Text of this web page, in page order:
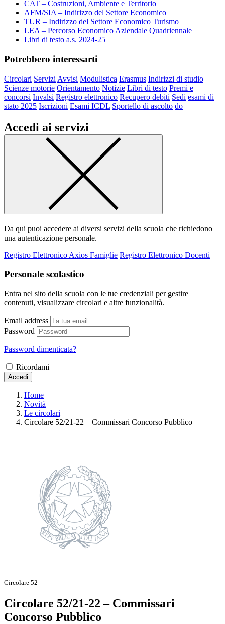
CAT – Costruzioni, Ambiente e Territorio
AFM/SIA – Indirizzo del Settore Economico
TUR – Indirizzo del Settore Economico Turismo
LEA – Percorso Economico Aziendale Quadriennale
Libri di testo a.s. 2024-25
Potrebbero interessarti
Circolari Servizi Avvisi Modulistica Erasmus Indirizzi di studio
Scienze motorie Orientamento Notizie Libri di testo Premi e
concorsi Invalsi Registro elettronico Recupero debiti Sedi esami di
stato 2025 Iscrizioni Esami ICDL Sportello di ascolto do
Accedi ai servizi
Da qui puoi accedere ai diversi servizi della scuola che richiedono
una autenticazione personale.
Registro Elettronico Axios Famiglie Registro Elettronico Docenti
Personale scolastico
Entra nel sito della scuola con le tue credenziali per gestire
contenuti, visualizzare circolari e altre funzionalità.
Email address
Password
Password dimenticata?
Ricordami
Accedi
Home
Novità
Le circolari
Circolare 52/21-22 – Commissari Concorso Pubblico
Circolare 52
Circolare 52/21-22 – Commissari
Concorso Pubblico